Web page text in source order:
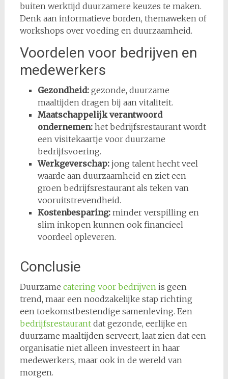
buiten werktijd duurzamere keuzes te maken.
Denk aan informatieve borden, themaweken of
workshops over voeding en duurzaamheid.
Voordelen voor bedrijven en
medewerkers
Gezondheid:gezonde, duurzame
maaltijden dragen bij aan vitaliteit.
Maatschappelijk verantwoord
ondernemen:het bedrijfsrestaurant wordt
een visitekaartje voor duurzame
bedrijfsvoering.
Werkgeverschap:jong talent hecht veel
waarde aan duurzaamheid en ziet een
groen bedrijfsrestaurant als teken van
vooruitstrevendheid.
Kostenbesparing:minder verspilling en
slim inkopen kunnen ook financieel
voordeel opleveren.
Conclusie
Duurzame catering voor bedrijvenis geen
trend, maar een noodzakelijke stap richting
een toekomstbestendige samenleving. Een
bedrijfsrestaurantdat gezonde, eerlijke en
duurzame maaltijden serveert, laat zien dat een
organisatie niet alleen investeert in haar
medewerkers, maar ook in de wereld van
morgen.